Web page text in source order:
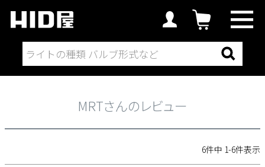
MRTさんのレビュー
6件中 1-6件表示